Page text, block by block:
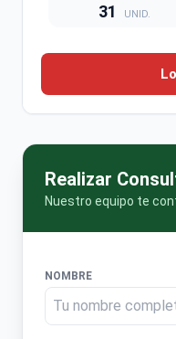
31 UNID.
Realizar
Nuestro equipo te
NOMBRE